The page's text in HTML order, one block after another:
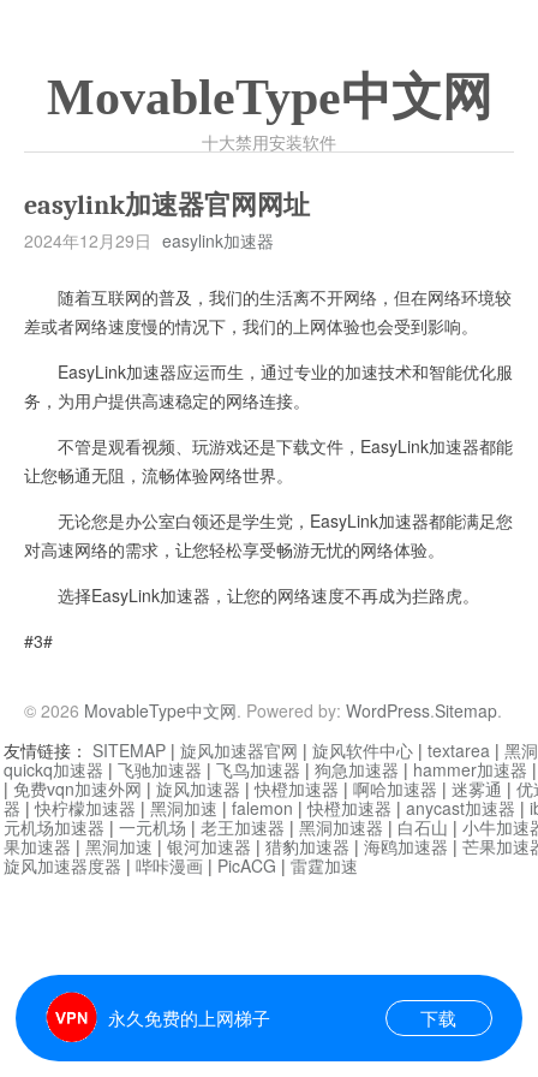
MovableType中文网
十大禁用安装软件
easylink加速器官网网址
2024年12月29日 easylink加速器
随着互联网的普及，我们的生活离不开网络，但在网络环境较
差或者网络速度慢的情况下，我们的上网体验也会受到影响。
EasyLink加速器应运而生，通过专业的加速技术和智能优化服
务，为用户提供高速稳定的网络连接。
不管是观看视频、玩游戏还是下载文件，EasyLink加速器都能
让您畅通无阻，流畅体验网络世界。
无论您是办公室白领还是学生党，EasyLink加速器都能满足您
对高速网络的需求，让您轻松享受畅游无忧的网络体验。
选择EasyLink加速器，让您的网络速度不再成为拦路虎。
#3#
© 2026 MovableType中文网. Powered by: WordPress.Sitemap.
永久免费的上网梯子 下载
友情链接： SITEMAP | 旋风加速器官网 | 旋风软件中心 | textarea | 黑
quickq加速器 | 飞驰加速器 | 飞鸟加速器 | 狗急加速器 | hammer加速器
| 免费vqn加速外网 | 旋风加速器 |快橙加速器 | 啊哈加速器 | 迷雾通 | 优
器 |快柠檬加速器 | 黑洞加速 | falemon |快橙加速器 | anycast加速器 |
元机场加速器 | 一元机场 | 老王加速器 | 黑洞加速器 | 白石山 | 小牛加速
果加速器 | 黑洞加速 | 银河加速器 | 猎豹加速器 | 海鸥加速器 | 芒果加速
旋风加速器度器 | 哔咔漫画 | PicACG | 雷霆加速